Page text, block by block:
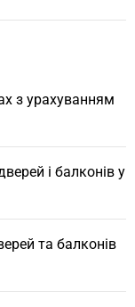
з урахуванням
і балконів у
та балконів